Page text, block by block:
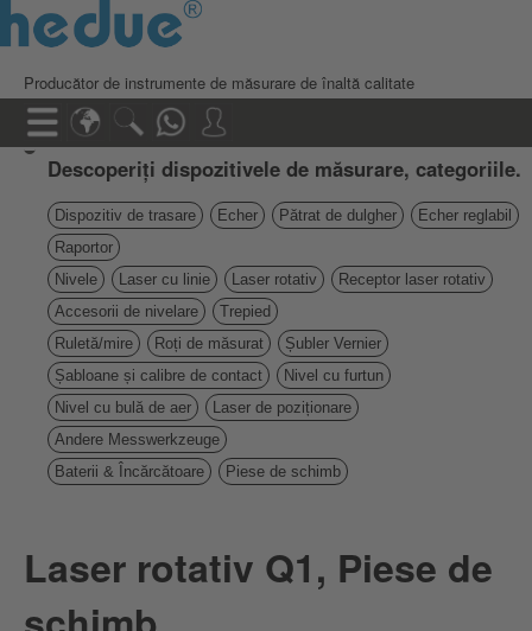
Producător de instrumente de măsurare de înaltă calitate
Descoperiți dispozitivele de măsurare, categoriile.
Dispozitiv de trasare Echer Pătrat de dulgher
Echer reglabil
Raportor
Nivele
Laser cu linie Laser rotativ
Receptor laser rotativ
Accesorii de nivelare
Trepied
Ruletă/mire
Roți de măsurat
Șubler Vernier
Șabloane și calibre de contact
Nivel cu furtun
Nivel cu bulă de aer
Laser de poziționare
Andere Messwerkzeuge
Baterii & Încărcătoare
Piese de schimb
Laser rotativ Q1, Piese de